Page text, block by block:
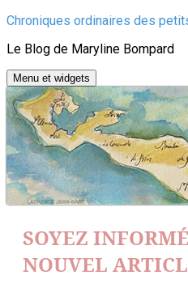
Aller
contenu
Chroniques ordinaires des
Le Blog de Maryline Bompard
Menu et widgets
SOYEZ
NOUVEL